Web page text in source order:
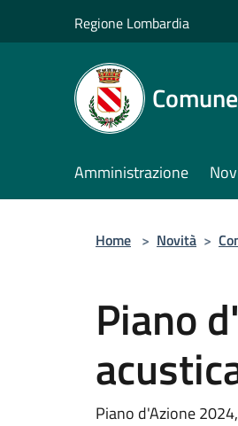
Regione Lombardia
Amministrazione
Home > Novità >
Piano
Piano d'Azione